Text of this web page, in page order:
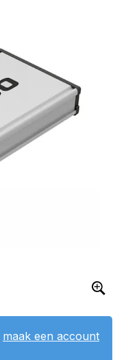
maak een account